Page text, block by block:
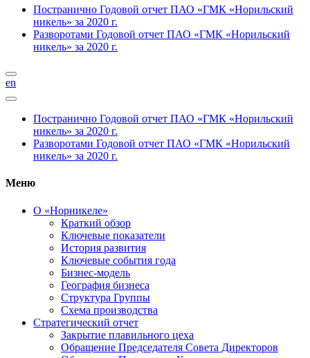
Постранично Годовой отчет ПАО «ГМК «Норильский
никель» за 2020 г.
Разворотами Годовой отчет ПАО «ГМК «Норильский
никель» за 2020 г.
en
Постранично Годовой отчет ПАО «ГМК «Норильский
никель» за 2020 г.
Разворотами Годовой отчет ПАО «ГМК «Норильский
никель» за 2020 г.
Меню
О «Норникеле»
Краткий обзор
Ключевые показатели
История развития
Ключевые события года
Бизнес-модель
География бизнеса
Структура Группы
Схема производства
Стратегический отчет
Закрытие плавильного цеха
Обращение Председателя Совета Директоров